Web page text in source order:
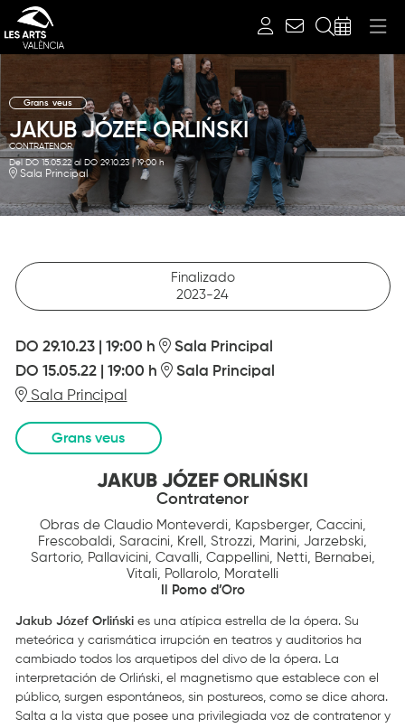
Grans veus
JAKUB JÓZEF ORLIŃSKI
CONTRATENOR
Del DO 15.05.22al DO 29.10.23 |19:00 h
Sala Principal
Finalizado
2023-24
DO 29.10.23| 19:00 h
Sala Principal
DO 15.05.22| 19:00 h
Sala Principal
Sala Principal
Grans veus
JAKUB JÓZEF ORLIŃSKI
Contratenor
Obras de Claudio Monteverdi, Kapsberger, Caccini,
Frescobaldi, Saracini, Krell, Strozzi, Marini, Jarzebski,
Sartorio, Pallavicini, Cavalli, Cappellini, Netti, Bernabei,
Vitali, Pollarolo, Moratelli
Il Pomo d’Oro
Jakub Józef Orlińskies una atípica estrella de la ópera. Su
meteórica y carismática irrupción en teatros y auditorios ha
cambiado todos los arquetipos del divo de la ópera. La
interpretación de Orliński, el magnetismo que establece con el
público, surgen espontáneos, sin postureos, como se dice ahora.
Salta a la vista que posee una privilegiada voz de contratenor y